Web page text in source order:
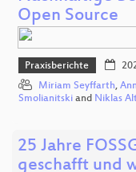
Open Source
Praxisberichte
Miriam Seyffarth,
Smolianitski and Niklas
25 Jahre
geschafft und